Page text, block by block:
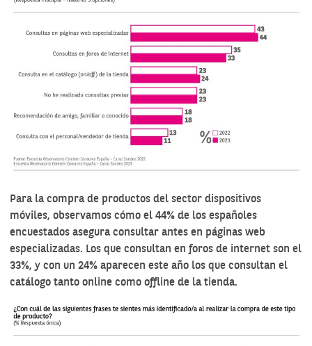
Para la compra de productos del sector dispositivos
móviles, observamos cómo el 44% de los españoles
encuestados asegura consultar antes en páginas web
especializadas. Los que consultan en foros de internet son el
33%, y con un 24% aparecen este año los que consultan el
catálogo tanto online como offline de la tienda.